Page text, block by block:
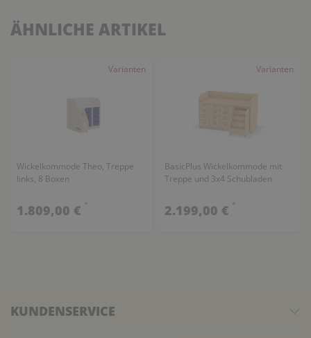
ÄHNLICHE ARTIKEL
Varianten
Wickelkommode Theo, Treppe
links, 8 Boxen
1.809,00 € *
Varianten
BasicPlus Wickelkommode mit
Treppe und 3x4 Schubladen
2.199,00 € *
KUNDENSERVICE